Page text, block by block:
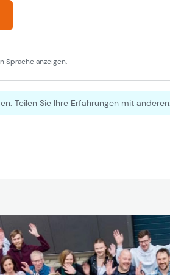
Sprache anzeigen.
Teilen Sie Ihre Erfahrungen mit anderen.